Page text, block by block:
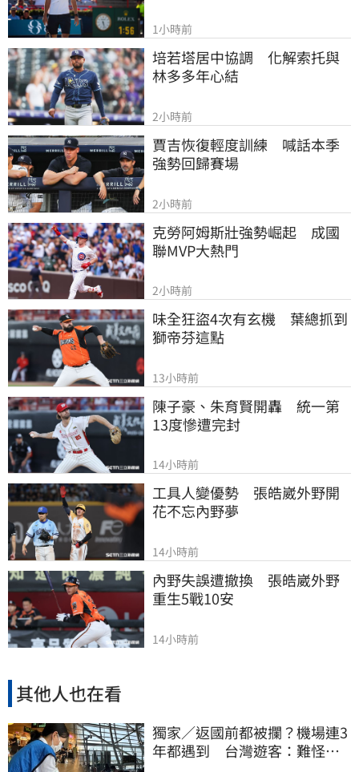
1小時前
培若塔居中協調　化解索托與
林多多年心結
2小時前
賈吉恢復輕度訓練　喊話本季
強勢回歸賽場
2小時前
克勞阿姆斯壯強勢崛起　成國
聯MVP大熱門
2小時前
味全狂盜4次有玄機　葉總抓到
獅帝芬這點
13小時前
陳子豪、朱育賢開轟　統一第
13度慘遭完封
14小時前
工具人變優勢　張皓崴外野開
花不忘內野夢
14小時前
內野失誤遭撤換　張皓崴外野
重生5戰10安
14小時前
其他人也在看
獨家／返國前都被攔？機場連3
年都遇到 台灣遊客：難怪日